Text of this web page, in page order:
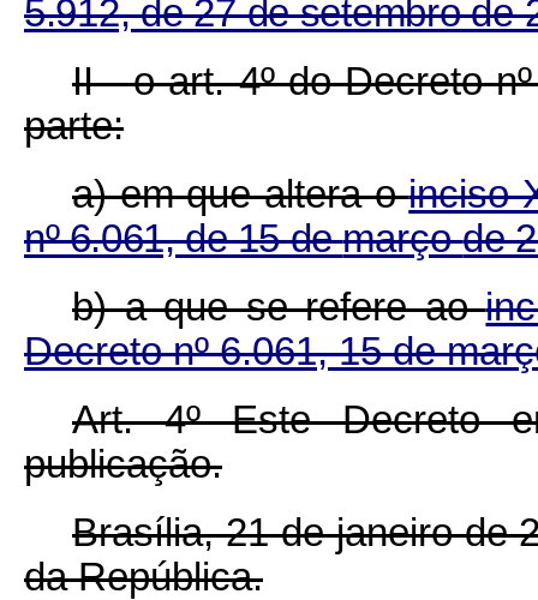
5.912, de 27 de setembro de
II - o art. 4º do Decreto
parte:
a) em que altera oinciso
nº 6.061, de 15 demarçode
b) a que se refere ao
Decreto nº 6.061, 15 de
Art. 4º Este Decreto
publicação.
Brasília, 21 de janeiro de
da República.